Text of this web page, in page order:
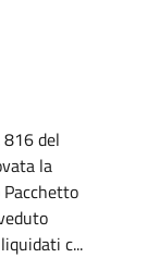
del
la
c...